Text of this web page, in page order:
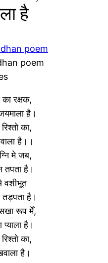
है
poem
का रक्षक,
है।
का,
है।।
मे जब,
तपता है।
वशीभूत
तड़पता है।
रूप मेँ,
है।
का,
है।